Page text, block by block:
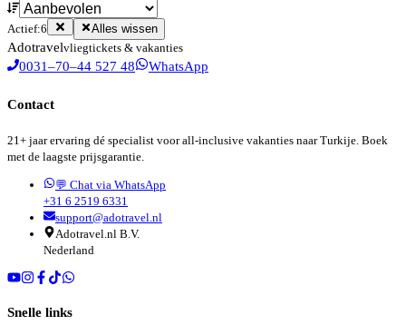
Actief:6 Alles wissen
Adotravelvliegtickets & vakanties
0031–70–44 527 48 WhatsApp
Contact
21+ jaar ervaring dé specialist voor all-inclusive vakanties naar Turkije. Boek
met de laagste prijsgarantie.
💬 Chat via WhatsApp
+31 6 2519 6331
support@adotravel.nl
Adotravel.nl B.V.
Nederland
Snelle links